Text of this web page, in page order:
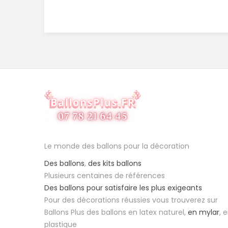
Le monde des ballons pour la décoration
Des ballons, des kits ballons
Plusieurs centaines de références
Des ballons pour satisfaire les plus exigeants
Pour des décorations réussies vous trouverez sur
Ballons Plus des ballons en latex naturel, en mylar,
plastique